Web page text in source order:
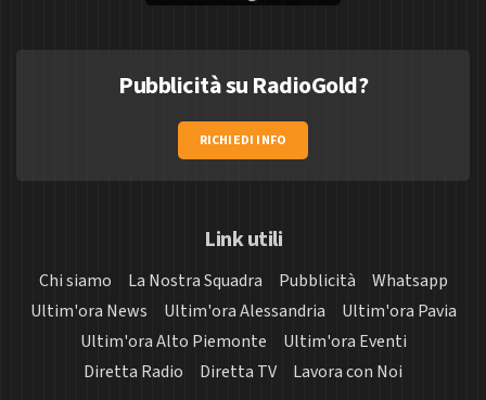
Pubblicità su RadioGold?
RICHIEDI INFO
Link utili
Chi siamo La Nostra Squadra Pubblicità
Whatsapp
Ultim'ora News
Ultim'ora Alessandria
Ultim'ora Pavia
Ultim'ora Alto Piemonte
Ultim'ora Eventi
Diretta Radio
Diretta TV Lavora con Noi